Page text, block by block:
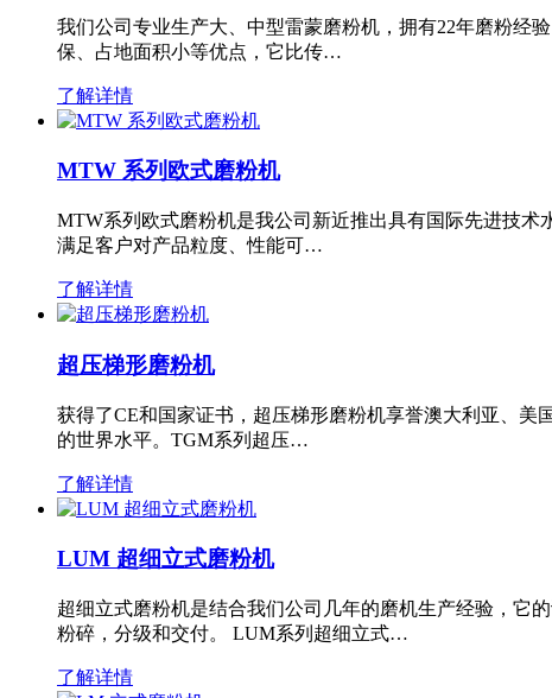
我们公司专业生产大、中型雷蒙磨粉机，拥有22年磨粉经
保、占地面积小等优点，它比传…
了解详情
MTW 系列欧式磨粉机
MTW系列欧式磨粉机是我公司新近推出具有国际先进技
满足客户对产品粒度、性能可…
了解详情
超压梯形磨粉机
获得了CE和国家证书，超压梯形磨粉机享誉澳大利亚、
的世界水平。TGM系列超压…
了解详情
LUM 超细立式磨粉机
超细立式磨粉机是结合我们公司几年的磨机生产经验，它
粉碎，分级和交付。 LUM系列超细立式…
了解详情